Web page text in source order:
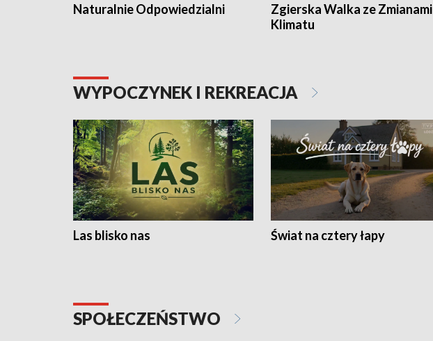
Naturalnie Odpowiedzialni
Zgierska Walka ze Zmianami
Klimatu
WYPOCZYNEK I REKREACJA
Las blisko nas Świat na cztery łapy
SPOŁECZEŃSTWO